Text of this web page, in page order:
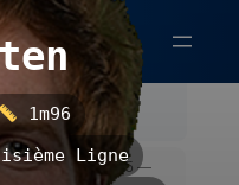
1m96
Ligne
ligne
2024/2025 —